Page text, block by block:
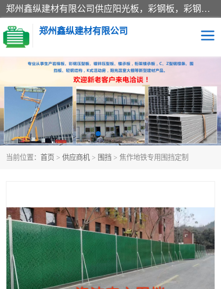
郑州鑫纵建材有限公司供应阳光板，彩钢板，彩钢钢构工程是一家集生产销售租赁安装于一体的企业，主要生产PC采光板，耐力板，仿古琉璃采光板，岩棉板、彩钢压型板、镀锌压型板、桁架楼承板，C、Z型钢檩条、围挡板、轻钢结构，阳光温室大棚等新型建材产品。公司旗下有多台移动式高空压瓦机租赁，承接全国各地业务，专业对外租赁各种型号压瓦机。
郑州鑫纵建材有限公司
当前位置： 首页 > 供应商机 > 围挡 > 焦作地铁专用围挡定制
高空瓦机租赁 ASA合成树脂仿古瓦
CZ型钢 FRP采光板
PC多层板 PC耐力板
建筑围挡 楼层板
岩棉板 钢结构配件
围挡 彩钢板
生产加工单板复合围挡 市
政围挡